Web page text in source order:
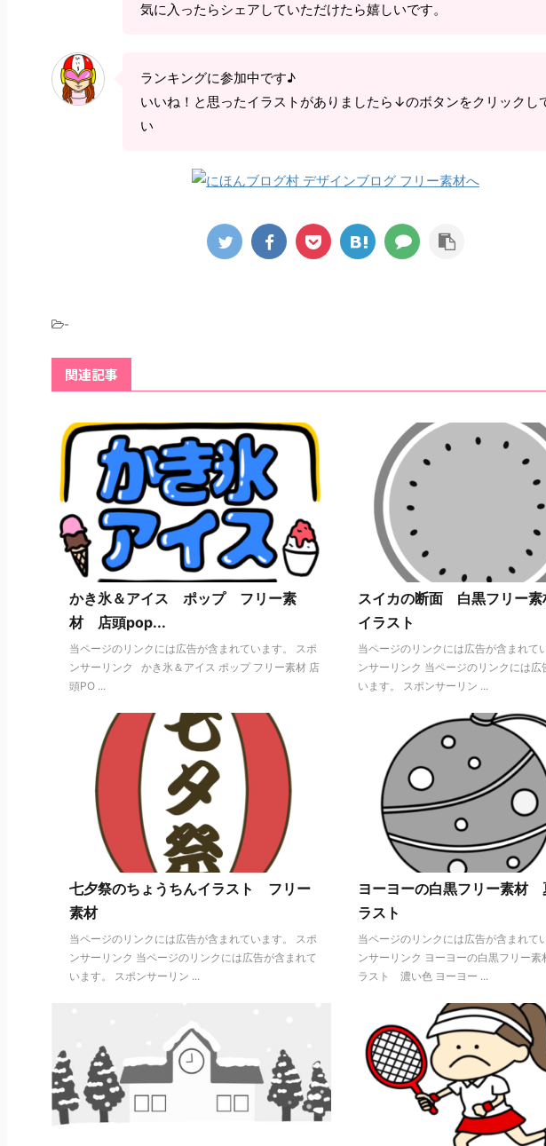
気に入ったらシェアしていただけたら嬉しいです。
ランキングに参加中です♪
いいね！と思ったイラストがありましたら↓のボタンをクリックし
い
-
関連記事
かき氷＆アイス ポップ フリー素
材 店頭pop...
当ページのリンクには広告が含まれています。 スポ
ンサーリンク かき氷＆アイス ポップ フリー素材 店
頭PO ...
スイカの断面 白黒フリー
イラスト
当ページのリンクには広告が含まれて
ンサーリンク 当ページのリンクには広
います。 スポンサーリン ...
七夕祭のちょうちんイラスト フリー
素材
当ページのリンクには広告が含まれています。 スポ
ンサーリンク 当ページのリンクには広告が含まれて
います。 スポンサーリン ...
ヨーヨーの白黒フリー素材
ラスト
当ページのリンクには広告が含まれて
ンサーリンク ヨーヨーの白黒フリー
ラスト 濃い色 ヨーヨー ...